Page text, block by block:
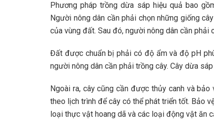
Phương pháp trồng dừa sáp hiệu quả bao
Người nông dân cần phải chọn những giống
của vùng đất. Sau đó, người nông dân cần phải
Đất được chuẩn bị phải có độ ẩm và độ pH
người nông dân cần phải trồng cây. Cây dừa
Ngoài ra, cây cũng cần được thủy canh và
theo lịch trình để cây có thể phát triển tốt. Bảo
loại thực vật hoang dã và các loại động vật ăn